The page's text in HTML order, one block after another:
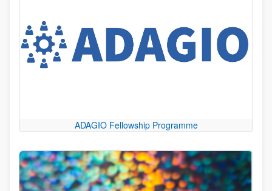
ADAGIO Fellowship Programme